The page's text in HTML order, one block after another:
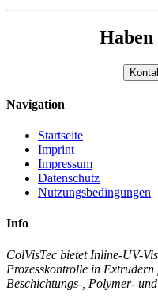
Haben
Navigation
Startseite
Imprint
Impressum
Datenschutz
Nutzungsbedingungen
Info
ColVisTec bietet Inline-UV-
Prozesskontrolle in
Beschichtungs-, Polymer-